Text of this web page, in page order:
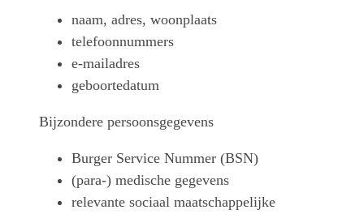
naam, adres, woonplaats
telefoonnummers
e-mailadres
geboortedatum
Bijzondere persoonsgegevens
Burger Service Nummer (BSN)
(para-) medische gegevens
relevante sociaal maatschappelijke